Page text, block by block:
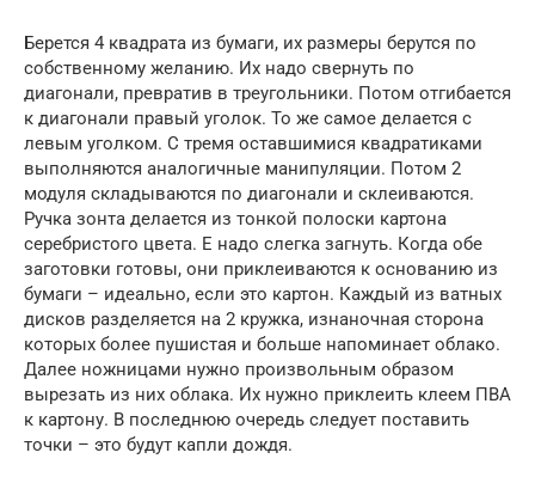
Берется 4 квадрата из бумаги, их размеры берутся по
собственному желанию. Их надо свернуть по
диагонали, превратив в треугольники. Потом отгибается
к диагонали правый уголок. То же самое делается с
левым уголком. С тремя оставшимися квадратиками
выполняются аналогичные манипуляции. Потом 2
модуля складываются по диагонали и склеиваются.
Ручка зонта делается из тонкой полоски картона
серебристого цвета. Е надо слегка загнуть. Когда обе
заготовки готовы, они приклеиваются к основанию из
бумаги – идеально, если это картон. Каждый из ватных
дисков разделяется на 2 кружка, изнаночная сторона
которых более пушистая и больше напоминает облако.
Далее ножницами нужно произвольным образом
вырезать из них облака. Их нужно приклеить клеем ПВА
к картону. В последнюю очередь следует поставить
точки – это будут капли дождя.